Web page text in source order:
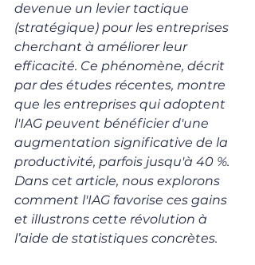
devenue un levier tactique
(stratégique) pour les entreprises
cherchant à améliorer leur
efficacité. Ce phénomène, décrit
par des études récentes, montre
que les entreprises qui adoptent
l'IAG peuvent bénéficier d'une
augmentation significative de la
productivité, parfois jusqu'à 40 %.
Dans cet article, nous explorons
comment l'IAG favorise ces gains
et illustrons cette révolution à
l’aide de statistiques concrètes.